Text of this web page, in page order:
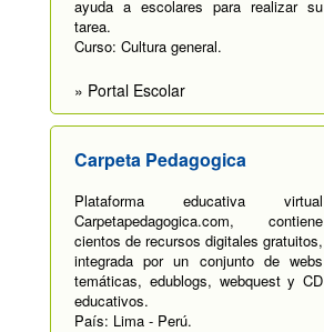
ayuda a escolares para realizar su
tarea.
Curso: Cultura general.
» Portal Escolar
Carpeta Pedagogica
Plataforma educativa virtual
Carpetapedagogica.com, contiene
cientos de recursos digitales gratuitos,
integrada por un conjunto de webs
temáticas, edublogs, webquest y CD
educativos.
País: Lima - Perú.